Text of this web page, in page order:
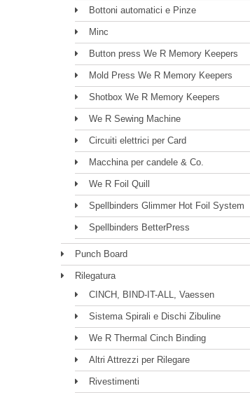
Bottoni automatici e Pinze
Minc
Button press We R Memory Keepers
Mold Press We R Memory Keepers
Shotbox We R Memory Keepers
We R Sewing Machine
Circuiti elettrici per Card
Macchina per candele & Co.
We R Foil Quill
Spellbinders Glimmer Hot Foil System
Spellbinders BetterPress
Punch Board
Rilegatura
CINCH, BIND-IT-ALL, Vaessen
Sistema Spirali e Dischi Zibuline
We R Thermal Cinch Binding
Altri Attrezzi per Rilegare
Rivestimenti